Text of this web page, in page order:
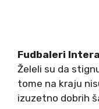
Fudbaleri Intera
Želeli su da
tome na kraju
izuzetno dobrih